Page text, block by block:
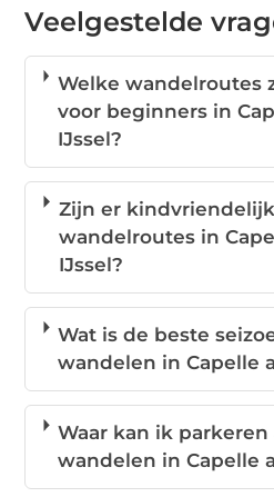
Veelgestelde
Welke wandelroutes
voor beginners in
IJssel?
Zijn er
wandelroutes in
IJssel?
Wat is de beste
wandelen in Capelle
Waar kan ik
wandelen in Capelle